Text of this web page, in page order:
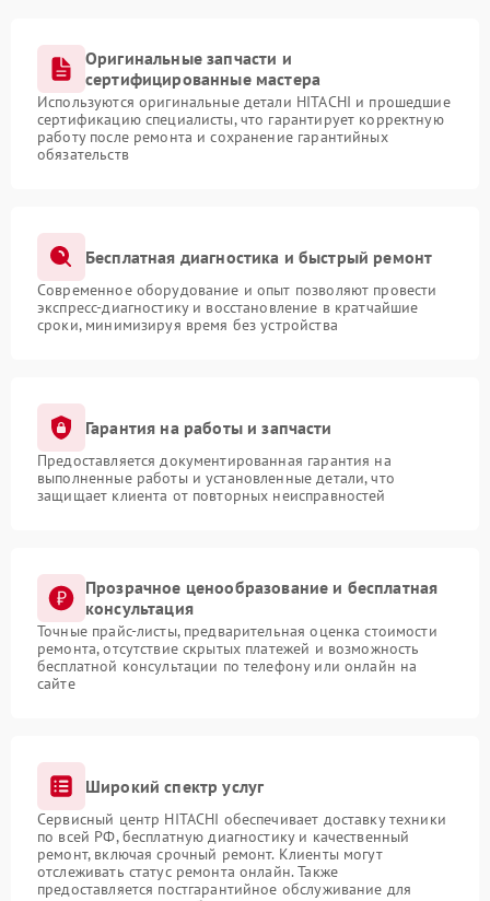
Оригинальные запчасти и
сертифицированные мастера
Используются оригинальные детали HITACHI и прошедшие
сертификацию специалисты, что гарантирует корректную
работу после ремонта и сохранение гарантийных
обязательств
Бесплатная диагностика и быстрый ремонт
Современное оборудование и опыт позволяют провести
экспресс-диагностику и восстановление в кратчайшие
сроки, минимизируя время без устройства
Гарантия на работы и запчасти
Предоставляется документированная гарантия на
выполненные работы и установленные детали, что
защищает клиента от повторных неисправностей
Прозрачное ценообразование и бесплатная
консультация
Точные прайс-листы, предварительная оценка стоимости
ремонта, отсутствие скрытых платежей и возможность
бесплатной консультации по телефону или онлайн на
сайте
Широкий спектр услуг
Сервисный центр HITACHI обеспечивает доставку техники
по всей РФ, бесплатную диагностику и качественный
ремонт, включая срочный ремонт. Клиенты могут
отслеживать статус ремонта онлайн. Также
предоставляется постгарантийное обслуживание для